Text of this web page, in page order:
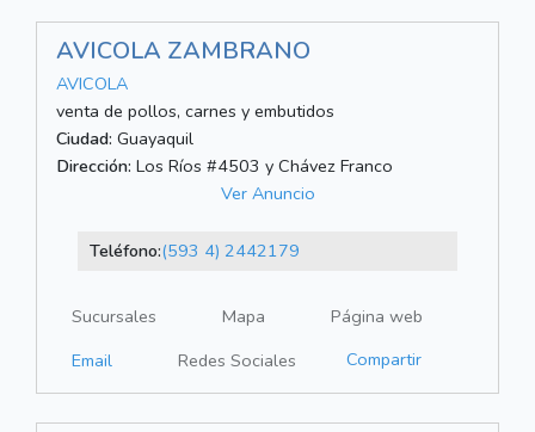
AVICOLA ZAMBRANO
AVICOLA
venta de pollos, carnes y embutidos
Ciudad: Guayaquil
Dirección: Los Ríos #4503 y Chávez Franco
Ver Anuncio
Teléfono:(593 4) 2442179
Sucursales Mapa
Página web
Email
Redes Sociales Compartir